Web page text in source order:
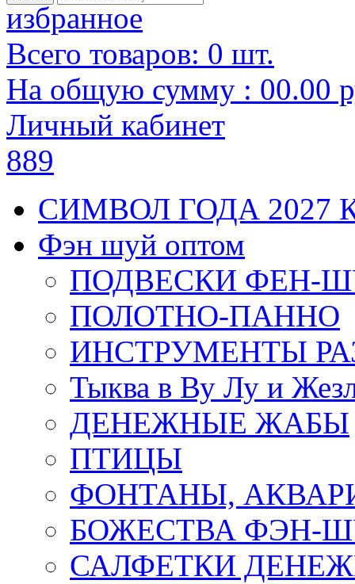
избранное
Всего товаров: 0 шт.
На общую сумму : 00.00
Личный кабинет
889
СИМВОЛ ГОДА 2027
Фэн шуй оптом
ПОДВЕСКИ ФЕН-
ПОЛОТНО-ПАННО
ИНСТРУМЕНТЫ
Тыква в Ву Лу и
ДЕНЕЖНЫЕ ЖАБЫ
ПТИЦЫ
ФОНТАНЫ,
БОЖЕСТВА ФЭН-
САЛФЕТКИ